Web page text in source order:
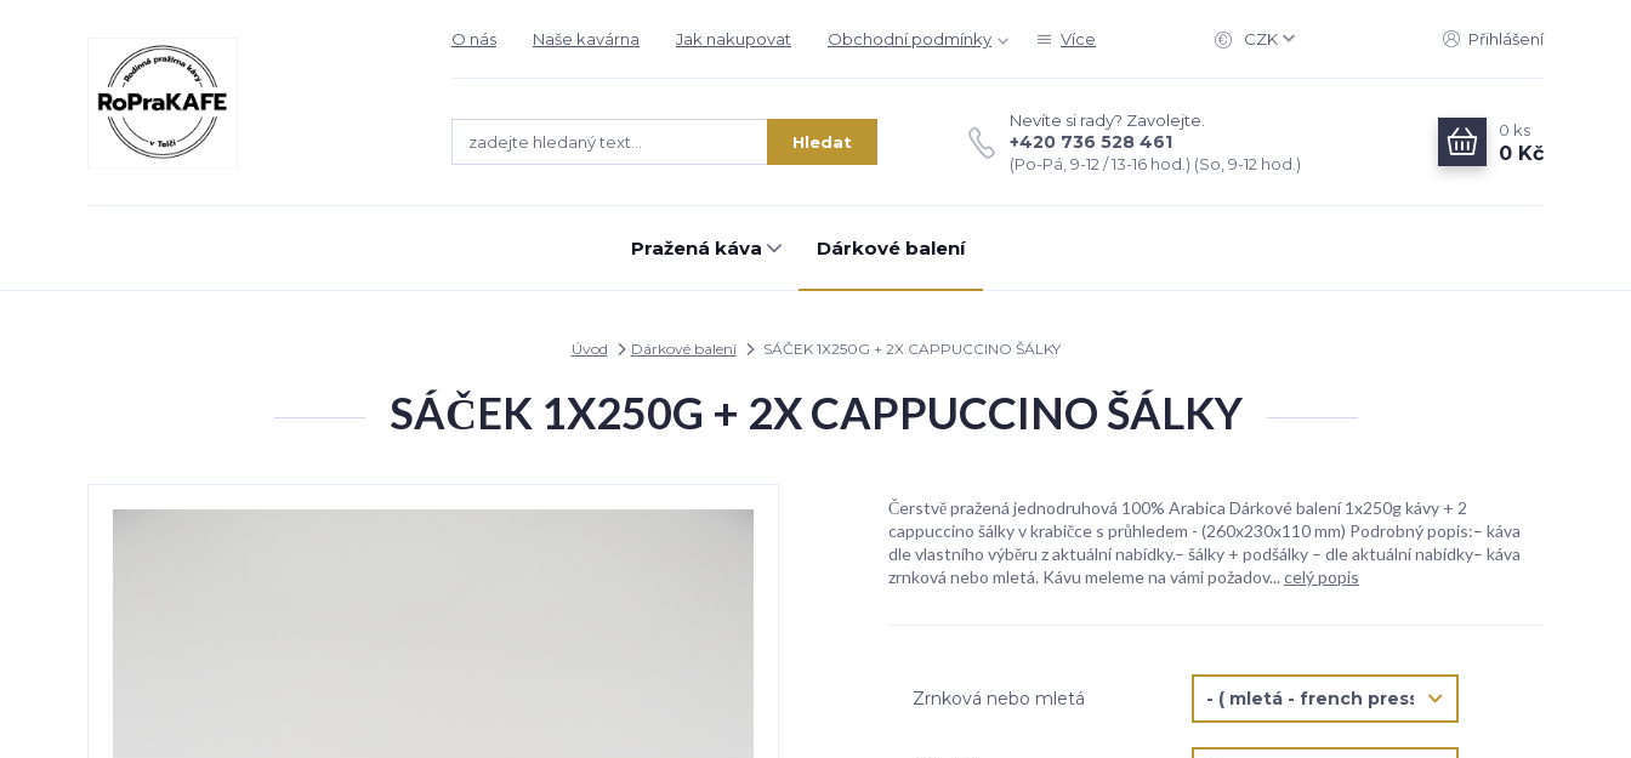
O nás Naše kavárna Jak nakupovat Obchodní podmínky Více CZK Přihlášení
Hledat
Nevíte si rady? Zavolejte.
+420 736 528 461
(Po-Pá, 9-12 / 13-16 hod.) (So, 9-12 hod.)
0 ks
0 Kč
Pražená káva Dárkové balení
Úvod Dárkové balení SÁČEK 1X250G + 2X CAPPUCCINO ŠÁLKY
SÁČEK 1X250G + 2X CAPPUCCINO ŠÁLKY
Čerstvě pražená jednodruhová 100% Arabica Dárkové balení 1x250g kávy + 2
cappuccino šálky v krabičce s průhledem - (260x230x110 mm) Podrobný popis:– káva
dle vlastního výběru z aktuální nabídky.– šálky + podšálky – dle aktuální nabídky– káva
zrnková nebo mletá. Kávu meleme na vámi požadov... celý popis
Zrnková nebo mletá